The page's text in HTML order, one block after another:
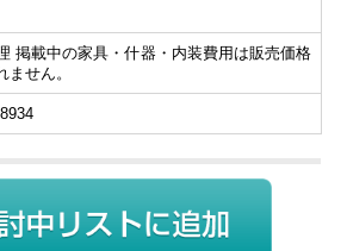
掲載中の家具・什器・内装費用は販売価格
ません。